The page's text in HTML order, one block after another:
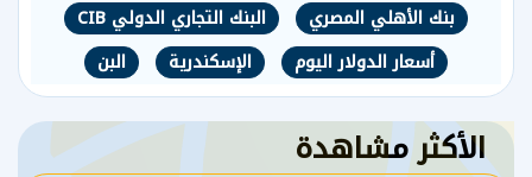
بنك الأهلي المصري
البنك التجاري الدولي CIB
أسعار الدولار اليوم
الإسكندرية البن
الأكثر مشاهدة